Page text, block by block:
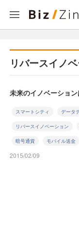
リバースイノ
未来のイノベーショ
スマートシティ データ
リバースイノベーション
暗号通貨 モバイル送金
2015/02/09